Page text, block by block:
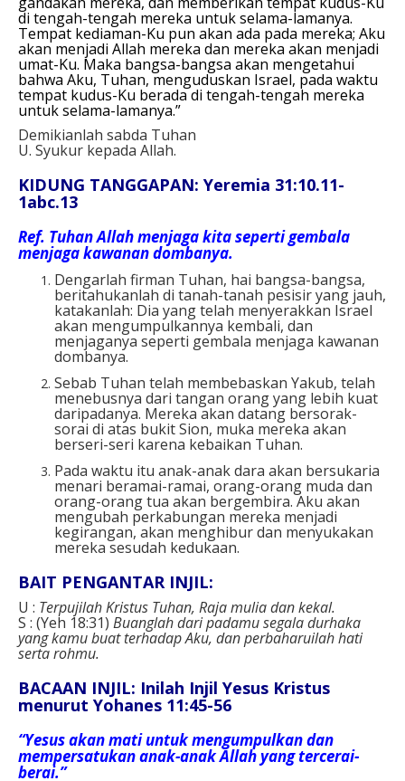
di tengah-tengah mereka untuk selama-lamanya.
Tempat kediaman-Ku pun akan ada pada mereka; Aku
akan menjadi Allah mereka dan mereka akan menjadi
umat-Ku. Maka bangsa-bangsa akan mengetahui
bahwa Aku, Tuhan, menguduskan Israel, pada waktu
tempat kudus-Ku berada di tengah-tengah mereka
untuk selama-lamanya.”
Demikianlah sabda Tuhan
U. Syukur kepada Allah.
KIDUNG TANGGAPAN: Yeremia 31:10.11-
1abc.13
Ref. Tuhan Allah menjaga kita seperti gembala
menjaga kawanan dombanya.
Dengarlah firman Tuhan, hai bangsa-bangsa,
beritahukanlah di tanah-tanah pesisir yang jauh,
katakanlah: Dia yang telah menyerakkan Israel
akan mengumpulkannya kembali, dan
menjaganya seperti gembala menjaga kawanan
dombanya.
Sebab Tuhan telah membebaskan Yakub, telah
menebusnya dari tangan orang yang lebih kuat
daripadanya. Mereka akan datang bersorak-
sorai di atas bukit Sion, muka mereka akan
berseri-seri karena kebaikan Tuhan.
Pada waktu itu anak-anak dara akan bersukaria
menari beramai-ramai, orang-orang muda dan
orang-orang tua akan bergembira. Aku akan
mengubah perkabungan mereka menjadi
kegirangan, akan menghibur dan menyukakan
mereka sesudah kedukaan.
BAIT PENGANTAR INJIL:
U : Terpujilah Kristus Tuhan, Raja mulia dan kekal.
S : (Yeh 18:31) Buanglah dari padamu segala durhaka
yang kamu buat terhadap Aku, dan perbaharuilah hati
serta rohmu.
BACAAN INJIL: Inilah Injil Yesus Kristus
menurut Yohanes 11:45-56
“Yesus akan mati untuk mengumpulkan dan
mempersatukan anak-anak Allah yang tercerai-
berai.”